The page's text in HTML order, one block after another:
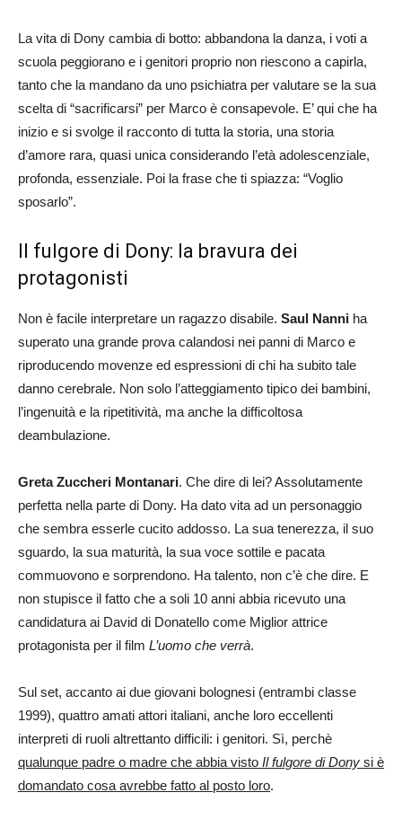
La vita di Dony cambia di botto: abbandona la danza, i voti a
scuola peggiorano e i genitori proprio non riescono a capirla,
tanto che la mandano da uno psichiatra per valutare se la sua
scelta di “sacrificarsi” per Marco è consapevole. E’ qui che ha
inizio e si svolge il racconto di tutta la storia, una storia
d’amore rara, quasi unica considerando l’età adolescenziale,
profonda, essenziale. Poi la frase che ti spiazza: “Voglio
sposarlo”.
Il fulgore di Dony: la bravura dei
protagonisti
Non è facile interpretare un ragazzo disabile. Saul Nanni ha
superato una grande prova calandosi nei panni di Marco e
riproducendo movenze ed espressioni di chi ha subito tale
danno cerebrale. Non solo l’atteggiamento tipico dei bambini,
l’ingenuità e la ripetitività, ma anche la difficoltosa
deambulazione.
Greta Zuccheri Montanari. Che dire di lei? Assolutamente
perfetta nella parte di Dony. Ha dato vita ad un personaggio
che sembra esserle cucito addosso. La sua tenerezza, il suo
sguardo, la sua maturità, la sua voce sottile e pacata
commuovono e sorprendono. Ha talento, non c’è che dire. E
non stupisce il fatto che a soli 10 anni abbia ricevuto una
candidatura ai David di Donatello come Miglior attrice
protagonista per il film L’uomo che verrà.
Sul set, accanto ai due giovani bolognesi (entrambi classe
1999), quattro amati attori italiani, anche loro eccellenti
interpreti di ruoli altrettanto difficili: i genitori. Sì, perchè
qualunque padre o madre che abbia visto Il fulgore di Dony si è
domandato cosa avrebbe fatto al posto loro.